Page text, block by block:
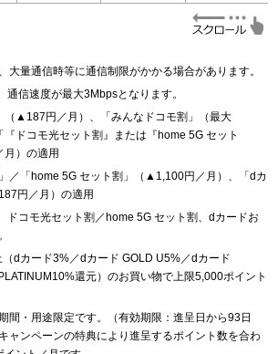
大量通信時等に通信制限がかかる場合があります。
通信速度が最大3Mbpsとなります。
（▲187円／月）、「みんなドコモ割」（最大
ドコモ光セット割』または『home 5G セット
）の適用
／「home 5G セット割」（▲1,100円／月）、「dカ
円／月）の適用
ドコモ光セット割／home 5G セット割、dカードお
dカード3%／dカード GOLD U5%／dカード
還元）のお買い物で上限5,000ポイント
間・用途限定です。（有効期限：進呈日から93日
ャンペーンの特典により進呈するポイント数を合わ